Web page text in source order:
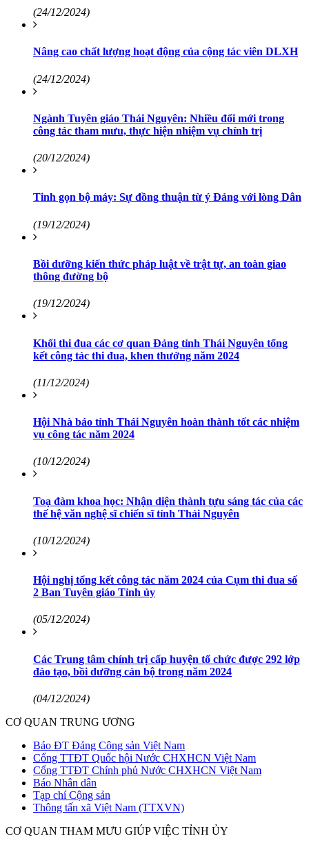
(24/12/2024)
Nâng cao chất lượng hoạt động của cộng tác viên DLXH
(24/12/2024)
Ngành Tuyên giáo Thái Nguyên: Nhiều đổi mới trong
công tác tham mưu, thực hiện nhiệm vụ chính trị
(20/12/2024)
Tinh gọn bộ máy: Sự đồng thuận từ ý Đảng với lòng Dân
(19/12/2024)
Bồi dưỡng kiến thức pháp luật về trật tự, an toàn giao
thông đường bộ
(19/12/2024)
Khối thi đua các cơ quan Đảng tỉnh Thái Nguyên tổng
kết công tác thi đua, khen thưởng năm 2024
(11/12/2024)
Hội Nhà báo tỉnh Thái Nguyên hoàn thành tốt các nhiệm
vụ công tác năm 2024
(10/12/2024)
Toạ đàm khoa học: Nhận diện thành tựu sáng tác của các
thế hệ văn nghệ sĩ chiến sĩ tỉnh Thái Nguyên
(10/12/2024)
Hội nghị tổng kết công tác năm 2024 của Cụm thi đua số
2 Ban Tuyên giáo Tỉnh ủy
(05/12/2024)
Các Trung tâm chính trị cấp huyện tổ chức được 292 lớp
đào tạo, bồi dưỡng cán bộ trong năm 2024
(04/12/2024)
CƠ QUAN TRUNG ƯƠNG
Báo ĐT Đảng Cộng sản Việt Nam
Cổng TTĐT Quốc hội Nước CHXHCN Việt Nam
Cổng TTĐT Chính phủ Nước CHXHCN Việt Nam
Báo Nhân dân
Tạp chí Cộng sản
Thông tấn xã Việt Nam (TTXVN)
CƠ QUAN THAM MƯU GIÚP VIỆC TỈNH ỦY